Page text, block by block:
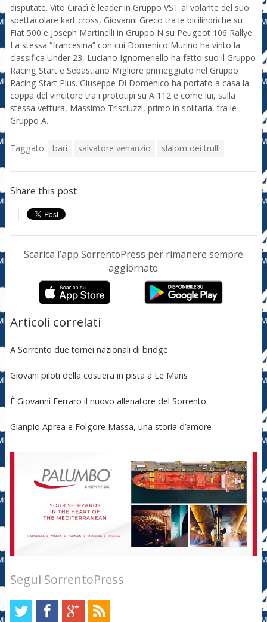
disputate. Vito Ciracì è leader in Gruppo VST al volante del suo
spettacolare kart cross, Giovanni Greco tra le bicilindriche su
Fiat 500 e Joseph Martinelli in Gruppo N su Peugeot 106 Rallye.
La stessa “francesina” con cui Domenico Murino ha vinto la
classifica Under 23, Luciano Ignomeriello ha fatto suo il Gruppo
Racing Start e Sebastiano Migliore primeggiato nel Gruppo
Racing Start Plus. Giuseppe Di Domenico ha portato a casa la
coppa del vincitore tra i prototipi su A 112 e come lui, sulla
stessa vettura, Massimo Trisciuzzi, primo in solitaria, tra le
Gruppo A.
Taggato bari salvatore venanzio slalom dei trulli
Share this post
Scarica l’app SorrentoPress per rimanere sempre
aggiornato
Articoli correlati
A Sorrento due tornei nazionali di bridge
Giovani piloti della costiera in pista a Le Mans
È Giovanni Ferraro il nuovo allenatore del Sorrento
Gianpio Aprea e Folgore Massa, una storia d’amore
Segui SorrentoPress